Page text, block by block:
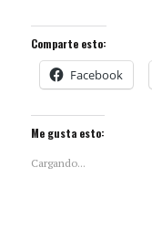
Comparte esto:
Facebook
Me gusta esto:
Cargando...